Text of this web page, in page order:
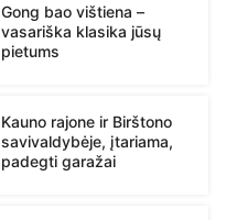
Gong bao vištiena –
vasariška klasika jūsų
pietums
Kauno rajone ir Birštono
savivaldybėje, įtariama,
padegti garažai